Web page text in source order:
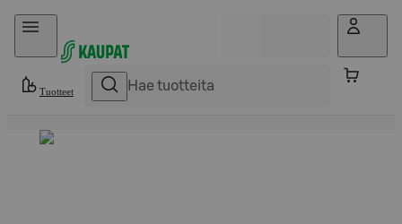
Hyppää sisältöön
Tuotteet